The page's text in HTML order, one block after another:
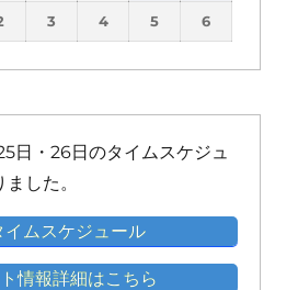
ン
ト)
ン
ト)
ン
ト)
ン
ト)
イ
ン
イ
ン
イ
ン
イ
ン
イ
ン
ト)
ト)
ト)
ト)
3 4 5 6
日・26日のタイムスケジュ
した。
イムスケジュール
情報詳細はこちら